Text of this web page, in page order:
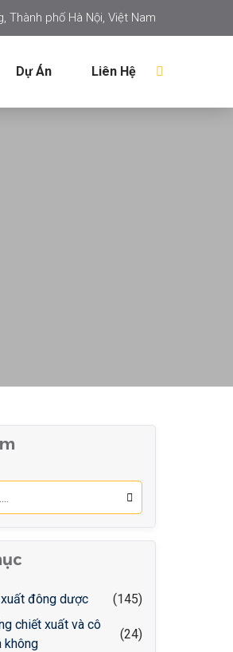
Thành phố Hà Nội, Việt Nam
Dự Án Liên Hệ
đông dược
(145)
chiết xuất và cô
không
(24)